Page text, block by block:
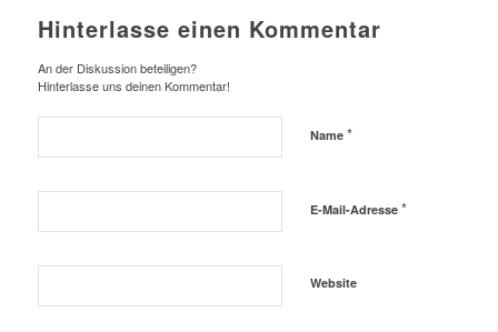
Hinterlasse einen Kommentar
An der Diskussion beteiligen?
Hinterlasse uns deinen Kommentar!
Name *
E-Mail-Adresse *
Website